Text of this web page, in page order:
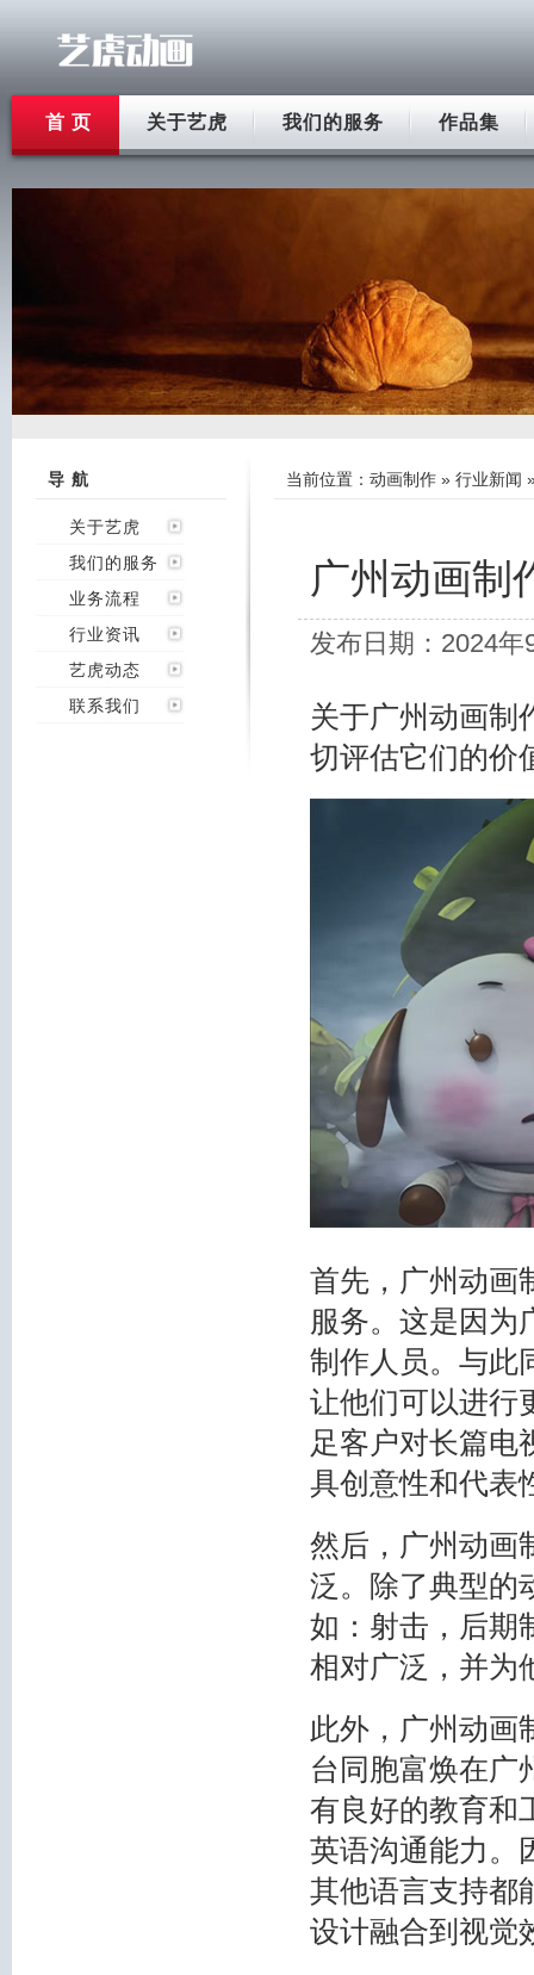
首 页 关于艺虎 我们的服务 作品集
导 航
关于艺虎
我们的服务
业务流程
行业资讯
艺虎动态
联系我们
当前位置： 动画制作 » 行业新闻
广州动画制
发布日期：2024
关于广州动画制
切评估它们的价
首先，广州动画
服务。这是因为
制作人员。与此
让他们可以进行
足客户对长篇电
具创意性和代表
然后，广州动画
泛。除了典型的
如：射击，后期
相对广泛，并为
此外，广州动画
台同胞富焕在广
有良好的教育和
英语沟通能力。
其他语言支持都
设计融合到视觉